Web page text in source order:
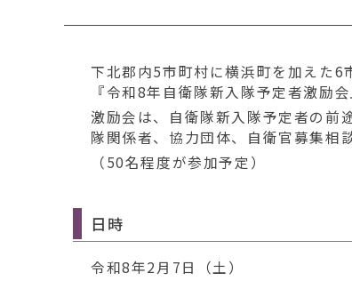
下北郡内5市町村に横浜町を加えた
『令和8年自衛隊新入隊予定者激励会
激励会は、自衛隊新入隊予定者の前
隊関係者、協力団体、自衛官募集相
（50名程度が参加予定）
日時
令和8年2月7日（土）